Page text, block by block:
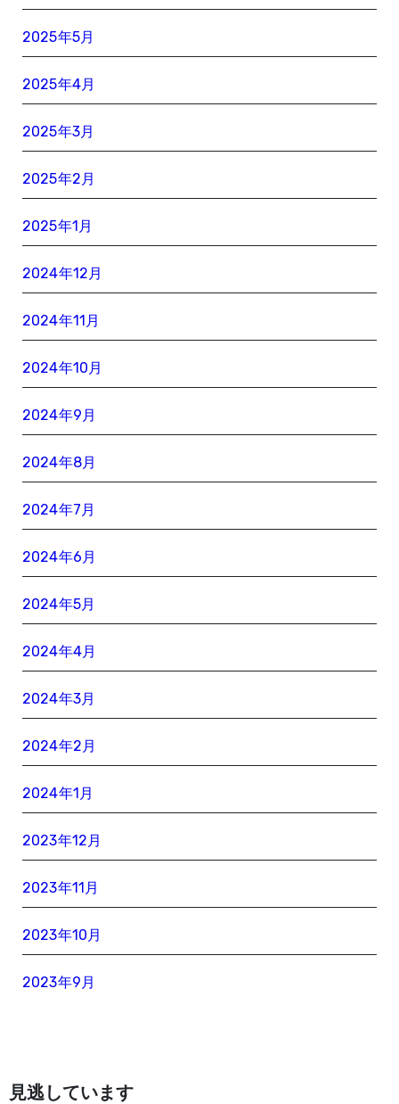
2025年5月
2025年4月
2025年3月
2025年2月
2025年1月
2024年12月
2024年11月
2024年10月
2024年9月
2024年8月
2024年7月
2024年6月
2024年5月
2024年4月
2024年3月
2024年2月
2024年1月
2023年12月
2023年11月
2023年10月
2023年9月
見逃しています